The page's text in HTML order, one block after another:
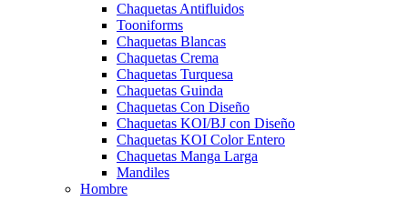
Chaquetas Antifluidos
Tooniforms
Chaquetas Blancas
Chaquetas Crema
Chaquetas Turquesa
Chaquetas Guinda
Chaquetas Con Diseño
Chaquetas KOI/BJ con Diseño
Chaquetas KOI Color Entero
Chaquetas Manga Larga
Mandiles
Hombre